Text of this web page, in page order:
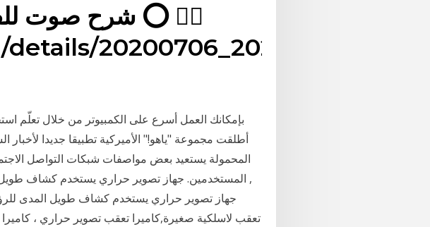
20200706_20200706_1333
بإمكانك العمل أسرع على الكمبيوتر من خلال تعلّم
المحمولة يستعيد بعض مواصفات شبكات التواصل
المستخدمين. جهاز تصوير حراري يستخدم كشاف طويل
تعقب لاسلكية صغيرة,كاميرا تعقب تصوير حراري ،